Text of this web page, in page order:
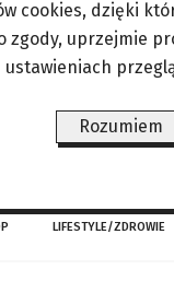
LIFESTYLE/ZDROWIE
cookies, dzięki
zgody, uprzejmie
ustawieniach
Rozumiem